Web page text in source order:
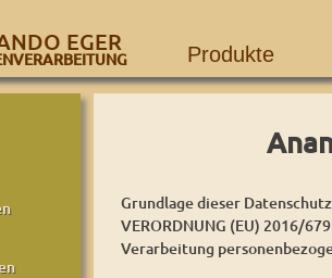
EGER Produkte
Grundlage dieser
VERORDNUNG (EU) 2016/
Verarbeitung